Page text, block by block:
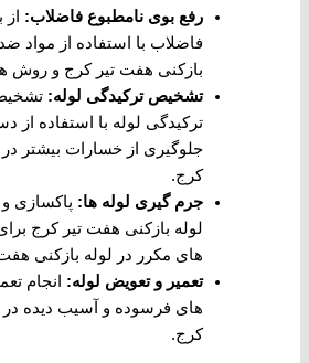
رفع بوی نامطبوع فاضلاب:
فاضلاب با استفاده از مواد
بازکنی هفت تیر کرج و
تشخیص ترکیدگی لوله:
ترکیدگی لوله با استفاده از
جلوگیری از خسارات بیشتر در
کرج.
جرم گیری لوله ها: پاکسازی
لوله بازکنی هفت تیر کرج
های مکرر در لوله بازکنی
تعمیر و تعویض لوله: انجام
های فرسوده و آسیب دیده در
کرج.